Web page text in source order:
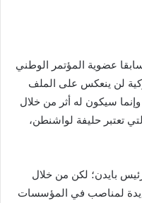
عضوية المؤتمر الوطني
لن ينعكس على الملف
سيكون له أثر من خلال
تعتبر حليفة لواشنطن،
بايدن؛ لكن من خلال
لمناصب في المؤسسات